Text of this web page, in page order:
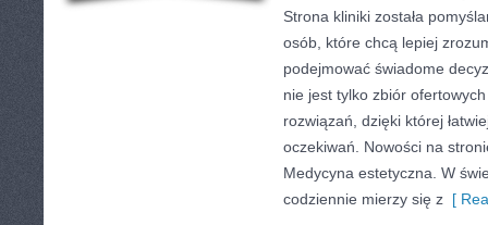
Strona kliniki została
osób, które chcą lepiej
podejmować świadome
nie jest tylko zbiór
rozwiązań, dzięki której
oczekiwań. Nowości na
Medycyna estetyczna. W
codziennie mierzy się z [